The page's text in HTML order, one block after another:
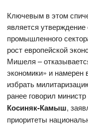
Ключевым в этом
является
промышленного
рост европейской
Мишеля –
экономики» и намерен
избрать
ранее говорил
Косиняк-Камыш,
приоритеты